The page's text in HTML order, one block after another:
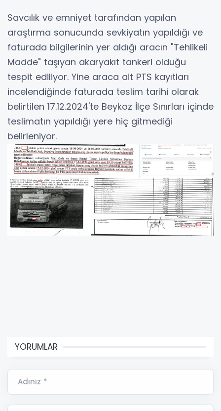
Savcılık ve emniyet tarafından yapılan
araştırma sonucunda sevkiyatın yapıldığı ve
faturada bilgilerinin yer aldığı aracın "Tehlikeli
Madde" taşıyan akaryakıt tankeri olduğu
tespit ediliyor. Yine araca ait PTS kayıtları
incelendiğinde faturada teslim tarihi olarak
belirtilen 17.12.2024'te Beykoz İlçe Sınırları içinde
teslimatın yapıldığı yere hiç gitmediği
belirleniyor.
YORUMLAR
Adınız *